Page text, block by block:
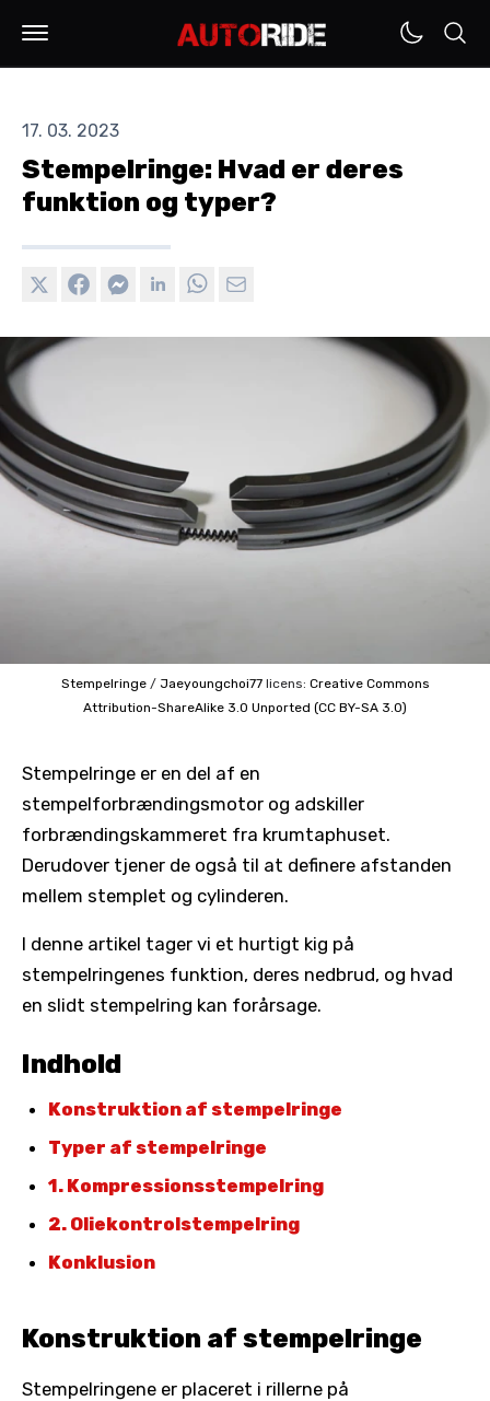
17. 03. 2023
Stempelringe: Hvad er deres
funktion og typer?
Stempelringe / Jaeyoungchoi77 licens: Creative Commons
Attribution-ShareAlike 3.0 Unported (CC BY-SA 3.0)
Stempelringe er en del af en
stempelforbrændingsmotor og adskiller
forbrændingskammeret fra krumtaphuset.
Derudover tjener de også til at definere afstanden
mellem stemplet og cylinderen.
I denne artikel tager vi et hurtigt kig på
stempelringenes funktion, deres nedbrud, og hvad
en slidt stempelring kan forårsage.
Indhold
Konstruktion af stempelringe
Typer af stempelringe
1. Kompressionsstempelring
2. Oliekontrolstempelring
Konklusion
Konstruktion af stempelringe
Stempelringene er placeret i rillerne på